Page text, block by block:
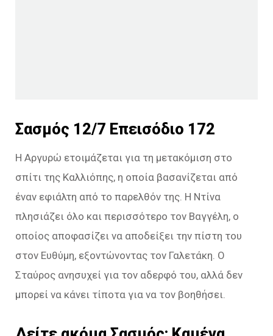
Σασμός 12/7 Επεισόδιο 172
Η Αργυρώ ετοιμάζεται για τη μετακόμιση στο
σπίτι της Καλλιόπης, η οποία βασανίζεται από
έναν εφιάλτη από το παρελθόν της. Η Ντίνα
πλησιάζει όλο και περισσότερο τον Βαγγέλη, ο
οποίος αποφασίζει να αποδείξει την πίστη του
στον Ευθύμη, εξοντώνοντας τον Γαλετάκη. Ο
Σταύρος ανησυχεί για τον αδερφό του, αλλά δεν
μπορεί να κάνει τίποτα για να τον βοηθήσει.